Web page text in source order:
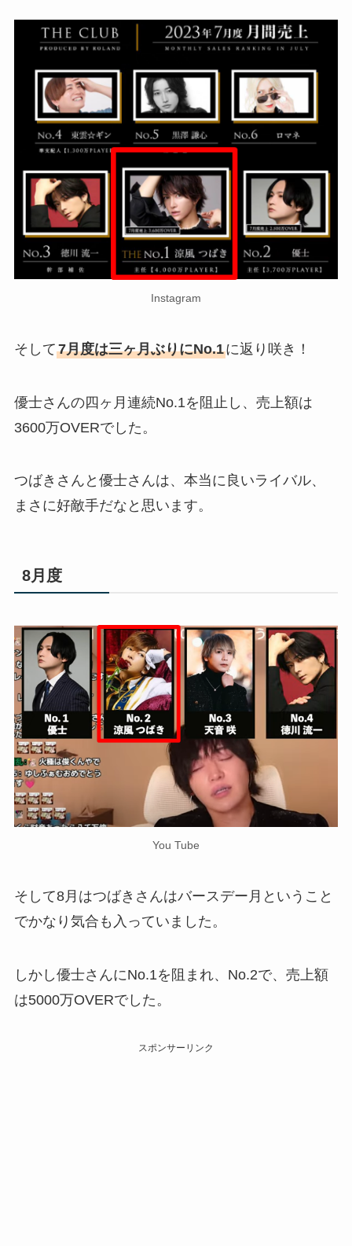
Instagram
そして7月度は三ヶ月ぶりにNo.1に返り咲き！
優士さんの四ヶ月連続No.1を阻止し、売上額は
3600万OVERでした。
つばきさんと優士さんは、本当に良いライバル、
まさに好敵手だなと思います。
8月度
You Tube
そして8月はつばきさんはバースデー月ということ
でかなり気合も入っていました。
しかし優士さんにNo.1を阻まれ、No.2で、売上額
は5000万OVERでした。
スポンサーリンク